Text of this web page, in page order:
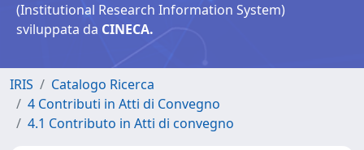
(Institutional Research Information System)
sviluppata da CINECA.
IRIS
Catalogo Ricerca
4 Contributi in Atti di Convegno
4.1 Contributo in Atti di convegno